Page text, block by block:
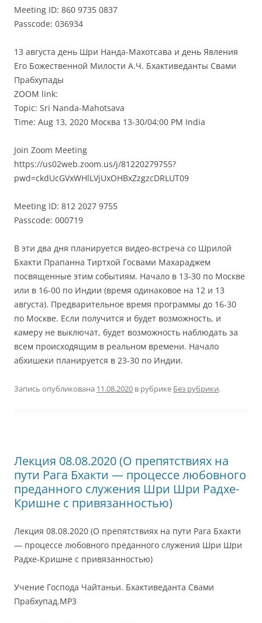
Meeting ID: 860 9735 0837
Passcode: 036934
13 августа день Шри Нанда-Махoтсава и день Явления
Его Божественной Милости А.Ч. Бхактиведанты Свами
Прабхупады
ZOOM link:
Topic: Sri Nanda-Mahotsava
Time: Aug 13, 2020 Москва 13-30/04:00 PM India
Join Zoom Meeting
https://us02web.zoom.us/j/81220279755?
pwd=ckdUcGVxWHlLVjUxOHBxZzgzcDRLUT09
Meeting ID: 812 2027 9755
Passcode: 000719
В эти два дня планируется видео-встреча со Шрилой
Бхакти Прапанна Тиртхой Госвами Махараджем
посвященные этим событиям. Начало в 13-30 по Москве
или в 16-00 по Индии (время одинаковое на 12 и 13
августа). Предварительное время программы до 16-30
по Москве. Если получится и будет возможность, и
камеру не выключат, будет возможность наблюдать за
всем происходящим в реальном времени. Начало
абхишеки планируется в 23-30 по Индии.
Запись опубликована 11.08.2020 в рубрике Без рубрики.
Лекция 08.08.2020 (О препятствиях на
пути Рага Бхакти — процессе любовного
преданного служения Шри Шри Радхе-
Кришне с привязанностью)
Лекция 08.08.2020 (О препятствиях на пути Рага Бхакти
— процессе любовного преданного служения Шри Шри
Радхе-Кришне с привязанностью)
Учение Господа Чайтаньи. Бхактиведанта Свами
Прабхупад.MP3